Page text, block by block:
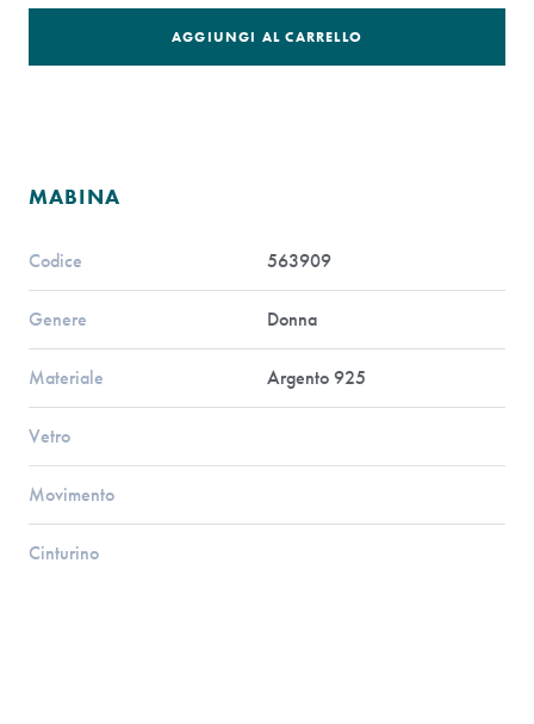
AGGIUNGI AL CARRELLO
MABINA
Codice 563909
Genere Donna
Materiale Argento 925
Vetro
Movimento
Cinturino